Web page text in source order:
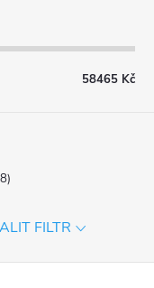
58465 Kč
8
FILTR